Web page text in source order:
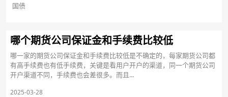
国债
哪个期货公司保证金和手续费比较低
哪一家的期货公司保证金和手续费比较低是不确定的，每家期货公司都
有高手续费也有低手续费，关键是看用户开户的渠道，同一个期货公司
开户渠道不同，手续费也会差很多。而且...
2025-03-28